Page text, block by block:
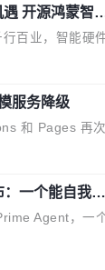
争正在从规模转
多线协同...
，如果你筛选出
那它们大部分都
痛点。不是所
那批论文最有问
Shen，一位
训练基础设施
一条帖子，列
三个开源项目。
要解释，但 FA2
度恰到好处，刚
被那些"邪恶的"
易修改和适配。
开源鸿蒙智
举行
行百业，智能硬
化、协同化发展
布式能力，为不
互联提供关键支
新与商业增长打
蒙智能硬件开
Hardware
动面向智能硬件
专家与资深技术
、设备适配、芯
服务降级
和 Pages 再
不可用超过 5 小
runner 也因调
code
影响。从检测
2026 年 8 月
服务相关
一个能自我改
AGI 3 超越人
Agent，一个
心设计围绕两
Model（RLM）